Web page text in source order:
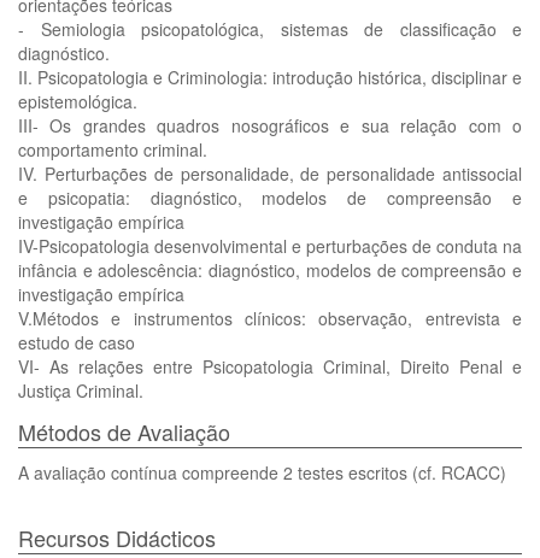
orientações teóricas
- Semiologia psicopatológica, sistemas de classificação e
diagnóstico.
II. Psicopatologia e Criminologia: introdução histórica, disciplinar e
epistemológica.
III- Os grandes quadros nosográficos e sua relação com o
comportamento criminal.
IV. Perturbações de personalidade, de personalidade antissocial
e psicopatia: diagnóstico, modelos de compreensão e
investigação empírica
IV-Psicopatologia desenvolvimental e perturbações de conduta na
infância e adolescência: diagnóstico, modelos de compreensão e
investigação empírica
V.Métodos e instrumentos clínicos: observação, entrevista e
estudo de caso
VI- As relações entre Psicopatologia Criminal, Direito Penal e
Justiça Criminal.
Métodos de Avaliação
A avaliação contínua compreende 2 testes escritos (cf. RCACC)
Recursos Didácticos